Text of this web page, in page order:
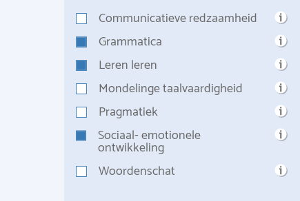
Communicatieve redzaamheid
Grammatica
Leren leren
Mondelinge taalvaardigheid
Pragmatiek
Sociaal- emotionele
ontwikkeling
Woordenschat